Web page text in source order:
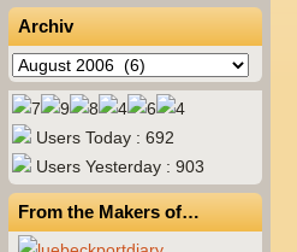
Archiv
Archiv
Users Today : 692
Users Yesterday : 903
From the Makers of…